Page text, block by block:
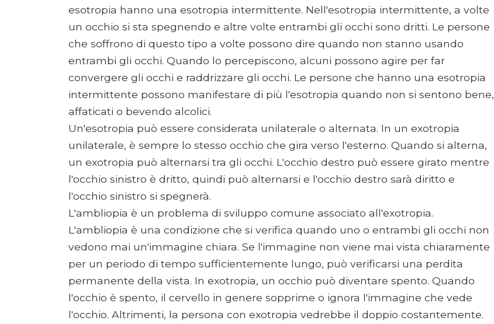
esotropia hanno una esotropia intermittente. Nell'esotropia intermittente, a volte
un occhio si sta spegnendo e altre volte entrambi gli occhi sono dritti. Le persone
che soffrono di questo tipo a volte possono dire quando non stanno usando
entrambi gli occhi. Quando lo percepiscono, alcuni possono agire per far
convergere gli occhi e raddrizzare gli occhi. Le persone che hanno una esotropia
intermittente possono manifestare di più l'esotropia quando non si sentono bene,
affaticati o bevendo alcolici.
Un'esotropia può essere considerata unilaterale o alternata. In un exotropia
unilaterale, è sempre lo stesso occhio che gira verso l'esterno. Quando si alterna,
un exotropia può alternarsi tra gli occhi. L'occhio destro può essere girato mentre
l'occhio sinistro è dritto, quindi può alternarsi e l'occhio destro sarà diritto e
l'occhio sinistro si spegnerà.
L'ambliopia è un problema di sviluppo comune associato all'exotropia.
L'ambliopia è una condizione che si verifica quando uno o entrambi gli occhi non
vedono mai un'immagine chiara. Se l'immagine non viene mai vista chiaramente
per un periodo di tempo sufficientemente lungo, può verificarsi una perdita
permanente della vista. In exotropia, un occhio può diventare spento. Quando
l'occhio è spento, il cervello in genere sopprime o ignora l'immagine che vede
l'occhio. Altrimenti, la persona con exotropia vedrebbe il doppio costantemente.